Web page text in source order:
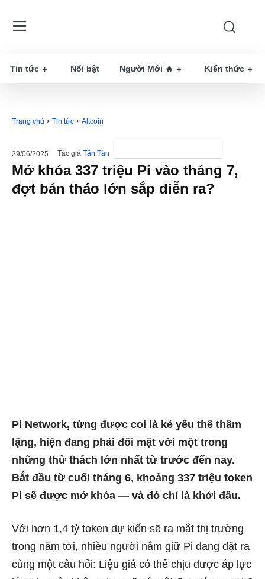
Tin tức Nổi bật Người Mới 🔥 Kiến thức
Trang chủ Tin tức Altcoin
29/06/2025 Tác giả Tân Tân
Mở khóa 337 triệu Pi vào tháng 7,
đợt bán tháo lớn sắp diễn ra?
Pi Network, từng được coi là kẻ yếu thế thầm
lặng, hiện đang phải đối mặt với một trong
những thử thách lớn nhất từ ​​trước đến nay.
Bắt đầu từ cuối tháng 6, khoảng 337 triệu token
Pi sẽ được mở khóa — và đó chỉ là khởi đầu.
Với hơn 1,4 tỷ token dự kiến ​​sẽ ra mắt thị trường
trong năm tới, nhiều người nắm giữ Pi đang đặt ra
cùng một câu hỏi: Liệu giá có thể chịu được áp lực